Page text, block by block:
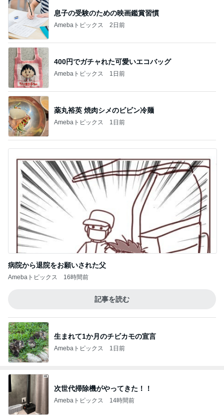
息子の受験のための映画鑑賞習慣
Amebaトピックス 2日前
400円でガチャれた可愛いエコバッグ
Amebaトピックス 1日前
薬丸裕英 焼肉シメのビビン冷麺
Amebaトピックス 1日前
病院から退院をお願いされた父
Amebaトピックス 16時間前
記事を読む
生まれて1か月のチビカモの宣言
Amebaトピックス 1日前
次世代掃除機がやってきた！！
Amebaトピックス 14時間前